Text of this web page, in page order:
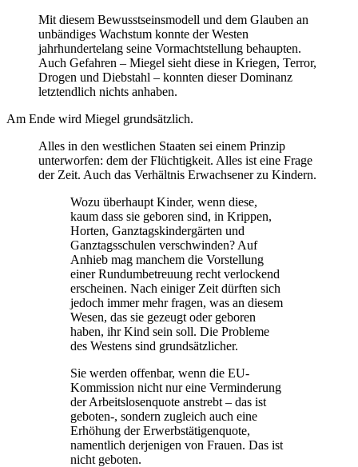
Mit diesem Bewusstseinsmodell und dem Glauben an
unbändiges Wachstum konnte der Westen
jahrhundertelang seine Vormachtstellung behaupten.
Auch Gefahren – Miegel sieht diese in Kriegen, Terror,
Drogen und Diebstahl – konnten dieser Dominanz
letztendlich nichts anhaben.
Am Ende wird Miegel grundsätzlich.
Alles in den westlichen Staaten sei einem Prinzip
unterworfen: dem der Flüchtigkeit. Alles ist eine Frage
der Zeit. Auch das Verhältnis Erwachsener zu Kindern.
Wozu überhaupt Kinder, wenn diese,
kaum dass sie geboren sind, in Krippen,
Horten, Ganztagskindergärten und
Ganztagsschulen verschwinden? Auf
Anhieb mag manchem die Vorstellung
einer Rundumbetreuung recht verlockend
erscheinen. Nach einiger Zeit dürften sich
jedoch immer mehr fragen, was an diesem
Wesen, das sie gezeugt oder geboren
haben, ihr Kind sein soll. Die Probleme
des Westens sind grundsätzlicher.
Sie werden offenbar, wenn die EU-
Kommission nicht nur eine Verminderung
der Arbeitslosenquote anstrebt – das ist
geboten-, sondern zugleich auch eine
Erhöhung der Erwerbstätigenquote,
namentlich derjenigen von Frauen. Das ist
nicht geboten.